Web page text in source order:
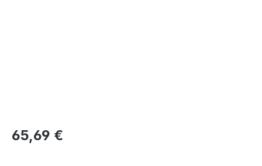
65,69 €